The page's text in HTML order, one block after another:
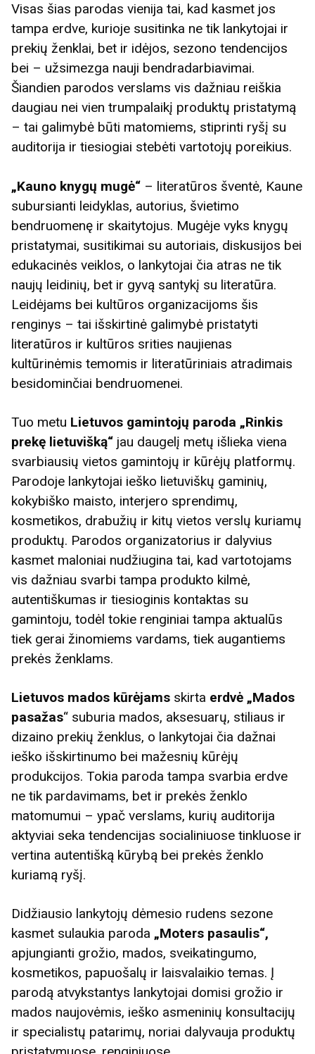
Visas šias parodas vienija tai, kad kasmet jos
tampa erdve, kurioje susitinka ne tik lankytojai ir
prekių ženklai, bet ir idėjos, sezono tendencijos
bei – užsimezga nauji bendradarbiavimai.
Šiandien parodos verslams vis dažniau reiškia
daugiau nei vien trumpalaikį produktų pristatymą
– tai galimybė būti matomiems, stiprinti ryšį su
auditorija ir tiesiogiai stebėti vartotojų poreikius.
„Kauno knygų mugė“ – literatūros šventė, Kaune
subursianti leidyklas, autorius, švietimo
bendruomenę ir skaitytojus. Mugėje vyks knygų
pristatymai, susitikimai su autoriais, diskusijos bei
edukacinės veiklos, o lankytojai čia atras ne tik
naujų leidinių, bet ir gyvą santykį su literatūra.
Leidėjams bei kultūros organizacijoms šis
renginys – tai išskirtinė galimybė pristatyti
literatūros ir kultūros srities naujienas
kultūrinėmis temomis ir literatūriniais atradimais
besidominčiai bendruomenei.
Tuo metu Lietuvos gamintojų paroda „Rinkis
prekę lietuvišką“ jau daugelį metų išlieka viena
svarbiausių vietos gamintojų ir kūrėjų platformų.
Parodoje lankytojai ieško lietuviškų gaminių,
kokybiško maisto, interjero sprendimų,
kosmetikos, drabužių ir kitų vietos verslų kuriamų
produktų. Parodos organizatorius ir dalyvius
kasmet maloniai nudžiugina tai, kad vartotojams
vis dažniau svarbi tampa produkto kilmė,
autentiškumas ir tiesioginis kontaktas su
gamintoju, todėl tokie renginiai tampa aktualūs
tiek gerai žinomiems vardams, tiek augantiems
prekės ženklams.
Lietuvos mados kūrėjams skirta erdvė „Mados
pasažas“ suburia mados, aksesuarų, stiliaus ir
dizaino prekių ženklus, o lankytojai čia dažnai
ieško išskirtinumo bei mažesnių kūrėjų
produkcijos. Tokia paroda tampa svarbia erdve
ne tik pardavimams, bet ir prekės ženklo
matomumui – ypač verslams, kurių auditorija
aktyviai seka tendencijas socialiniuose tinkluose ir
vertina autentišką kūrybą bei prekės ženklo
kuriamą ryšį.
Didžiausio lankytojų dėmesio rudens sezone
kasmet sulaukia paroda „Moters pasaulis“,
apjungianti grožio, mados, sveikatingumo,
kosmetikos, papuošalų ir laisvalaikio temas. Į
parodą atvykstantys lankytojai domisi grožio ir
mados naujovėmis, ieško asmeninių konsultacijų
ir specialistų patarimų, noriai dalyvauja produktų